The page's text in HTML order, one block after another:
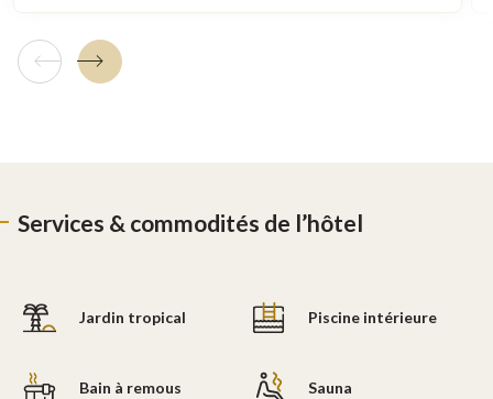
Tuile précédente
Tuile suivante
Services & commodités de l’hôtel
Jardin tropical Piscine intérieure
Bain à remous Sauna